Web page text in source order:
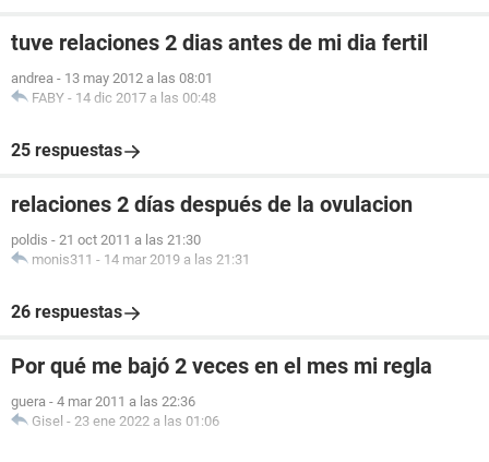
tuve relaciones 2 dias antes de mi dia fertil
andrea - 13 may 2012 a las 08:01
FABY - 14 dic 2017 a las 00:48
25 respuestas
relaciones 2 días después de la ovulacion
poldis - 21 oct 2011 a las 21:30
monis311 - 14 mar 2019 a las 21:31
26 respuestas
Por qué me bajó 2 veces en el mes mi regla
guera - 4 mar 2011 a las 22:36
Gisel - 23 ene 2022 a las 01:06